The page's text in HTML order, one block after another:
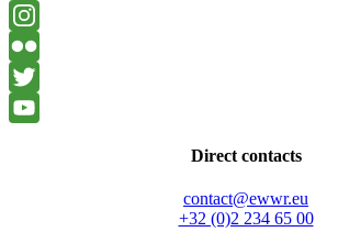
Direct contacts
contact@ewwr.eu
+32 (0)2 234 65 00